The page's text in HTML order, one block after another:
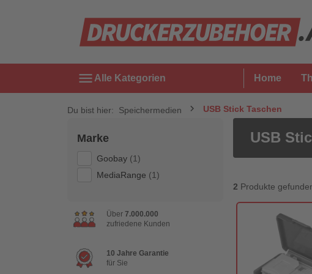
menu Alle Kategorien Home
Du bist hier: Speichermedien USB Stick Taschen
USB
Marke
Goobay (1)
MediaRange (1)
Über 7.000.000
zufriedene Kunden
10 Jahre Garantie
für Sie
2 Produkte